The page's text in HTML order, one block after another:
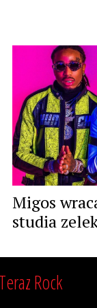
Migos
studia
Teraz Rock